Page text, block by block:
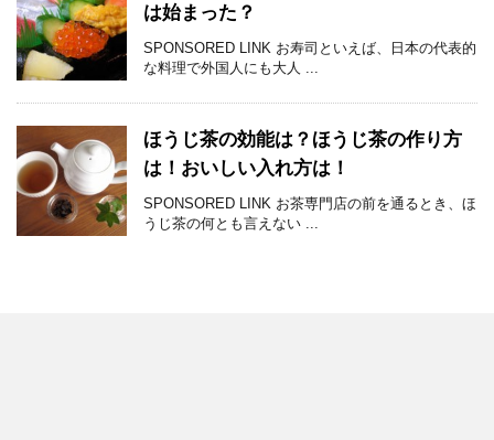
は始まった？
SPONSORED LINK お寿司といえば、日本の代表的
な料理で外国人にも大人 ...
ほうじ茶の効能は？ほうじ茶の作り方
は！おいしい入れ方は！
SPONSORED LINK お茶専門店の前を通るとき、ほ
うじ茶の何とも言えない ...